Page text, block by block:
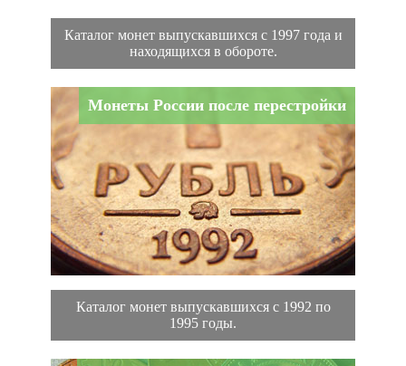
Каталог монет выпускавшихся с 1997 года и
находящихся в обороте.
Монеты России после перестройки
Каталог монет выпускавшихся с 1992 по
1995 годы.